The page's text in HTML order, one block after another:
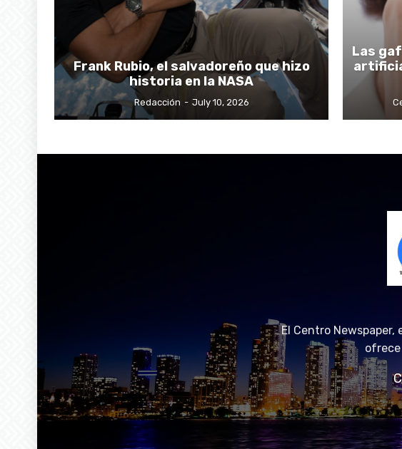
Frank Rubio, el salvadoreño que hizo
historia en la NASA
Redacción - July 10, 2026
Las
El Centro